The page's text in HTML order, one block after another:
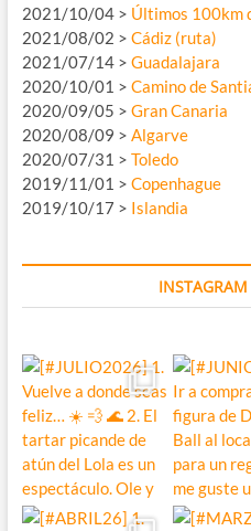
2021/10/04 > Últimos 100km
2021/08/02 > Cádiz (ruta)
2021/07/14 > Guadalajara
2020/10/01 > Camino de
2020/09/05 > Gran Canaria
2020/08/09 > Algarve
2020/07/31 > Toledo
2019/11/01 > Copenhague
2019/10/17 > Islandia